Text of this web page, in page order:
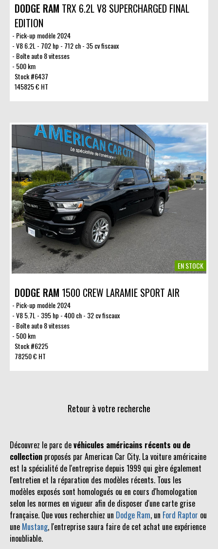
Découvrez le parc devéhicules américains récents ou de
collection proposés par American Car City. La voiture américaine
est la spécialité de l'entreprise depuis 1999 qui gère également
l'entretien et la réparation des modèles récents. Tous les
modèles exposés sont homologués ou en cours d'homologation
selon les normes en vigueur afin de disposer d'une carte grise
française. Que vous recherchiez un Dodge Ram, un Ford Raptor ou
une Mustang, l'entreprise saura faire de cet achat une expérience
inoubliable.
DODGE RAM TRX 6.2L V8 SUPERCHARGED FINAL
EDITION
Pick-up modèle 2024
V8 6.2L - 702 hp - 712 ch - 35 cv fiscaux
Boîte auto 8 vitesses
500 km
Stock #6437
145825 € HT
EN STOCK
DODGE RAM 1500 CREW LARAMIE SPORT AIR
Pick-up modèle 2024
V8 5.7L - 395 hp - 400 ch - 32 cv fiscaux
Boîte auto 8 vitesses
500 km
Stock #6225
78250 € HT
Retour à votre recherche